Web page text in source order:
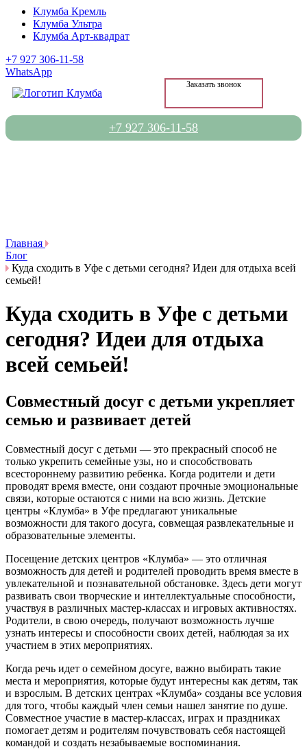
Клумба Кремль
Клумба Ультра
Клумба Арт-квадрат
+7 927 306-11-58
WhatsApp
Заказать звонок
+7 927 306-11-58
Главная
Блог
Куда сходить в Уфе с детьми сегодня? Идеи для отдыха всей
семьей!
Куда сходить в Уфе с детьми
сегодня? Идеи для отдыха
всей семьей!
Совместный досуг с детьми укрепляет
семью и развивает детей
Совместный досуг с детьми — это прекрасный способ не
только укрепить семейные узы, но и способствовать
всестороннему развитию ребенка. Когда родители и дети
проводят время вместе, они создают прочные эмоциональные
связи, которые остаются с ними на всю жизнь. Детские
центры «Клумба» в Уфе предлагают уникальные
возможности для такого досуга, совмещая развлекательные и
образовательные элементы.
Посещение детских центров «Клумба» — это отличная
возможность для детей и родителей проводить время вместе в
увлекательной и познавательной обстановке. Здесь дети могут
развивать свои творческие и интеллектуальные способности,
участвуя в различных мастер-классах и игровых активностях.
Родители, в свою очередь, получают возможность лучше
узнать интересы и способности своих детей, наблюдая за их
участием в этих мероприятиях.
Когда речь идет о семейном досуге, важно выбирать такие
места и мероприятия, которые будут интересны как детям, так
и взрослым. В детских центрах «Клумба» созданы все условия
для того, чтобы каждый член семьи нашел занятие по душе.
Совместное участие в мастер-классах, играх и праздниках
помогает детям и родителям почувствовать себя настоящей
командой и создать незабываемые воспоминания.